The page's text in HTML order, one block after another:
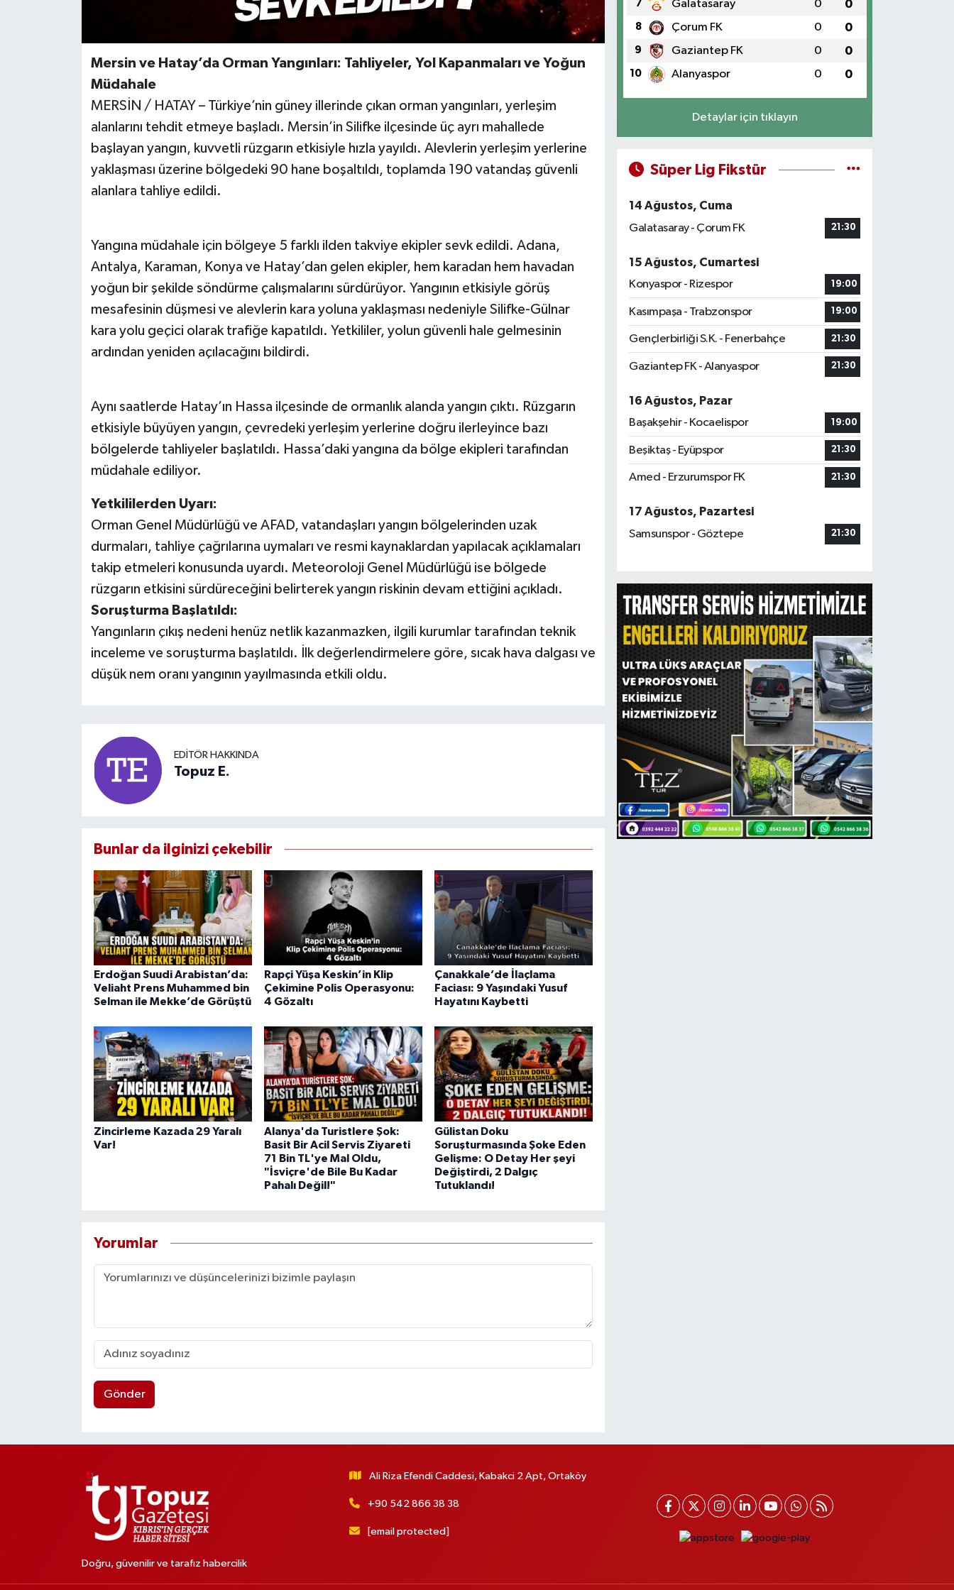
Mersin ve Hatay’da Orman Yangınları: Tahliyeler, Yol Kapanmaları ve Yoğun
Müdahale
MERSİN / HATAY – Türkiye’nin güney illerinde çıkan orman yangınları, yerleşim
alanlarını tehdit etmeye başladı. Mersin’in Silifke ilçesinde üç ayrı mahallede
başlayan yangın, kuvvetli rüzgarın etkisiyle hızla yayıldı. Alevlerin yerleşim yerlerine
yaklaşması üzerine bölgedeki 90 hane boşaltıldı, toplamda 190 vatandaş güvenli
alanlara tahliye edildi.
Yangına müdahale için bölgeye 5 farklı ilden takviye ekipler sevk edildi. Adana,
Antalya, Karaman, Konya ve Hatay’dan gelen ekipler, hem karadan hem havadan
yoğun bir şekilde söndürme çalışmalarını sürdürüyor. Yangının etkisiyle görüş
mesafesinin düşmesi ve alevlerin kara yoluna yaklaşması nedeniyle Silifke-Gülnar
kara yolu geçici olarak trafiğe kapatıldı. Yetkililer, yolun güvenli hale gelmesinin
ardından yeniden açılacağını bildirdi.
Aynı saatlerde Hatay’ın Hassa ilçesinde de ormanlık alanda yangın çıktı. Rüzgarın
etkisiyle büyüyen yangın, çevredeki yerleşim yerlerine doğru ilerleyince bazı
bölgelerde tahliyeler başlatıldı. Hassa’daki yangına da bölge ekipleri tarafından
müdahale ediliyor.
Yetkililerden Uyarı:
Orman Genel Müdürlüğü ve AFAD, vatandaşları yangın bölgelerinden uzak
durmaları, tahliye çağrılarına uymaları ve resmi kaynaklardan yapılacak açıklamaları
takip etmeleri konusunda uyardı. Meteoroloji Genel Müdürlüğü ise bölgede
rüzgarın etkisini sürdüreceğini belirterek yangın riskinin devam ettiğini açıkladı.
Soruşturma Başlatıldı:
Yangınların çıkış nedeni henüz netlik kazanmazken, ilgili kurumlar tarafından teknik
inceleme ve soruşturma başlatıldı. İlk değerlendirmelere göre, sıcak hava dalgası ve
düşük nem oranı yangının yayılmasında etkili oldu.
EDITÖR HAKKINDA
Topuz E.
Bunlar da ilginizi çekebilir
Erdoğan Suudi Arabistan’da:
Veliaht Prens Muhammed bin
Selman ile Mekke’de Görüştü
Rapçi Yüşa Keskin’in Klip
Çekimine Polis Operasyonu:
4 Gözaltı
Çanakkale’de İlaçlama
Faciası: 9 Yaşındaki Yusuf
Hayatını Kaybetti
Zincirleme Kazada 29 Yaralı
Var!
Alanya'da Turistlere Şok:
Basit Bir Acil Servis Ziyareti
71 Bin TL'ye Mal Oldu,
"İsviçre'de Bile Bu Kadar
Pahalı Değil!"
Gülistan Doku
Soruşturmasında Şoke Eden
Gelişme: O Detay Her şeyi
Değiştirdi, 2 Dalgıç
Tutuklandı!
Yorumlar
Gönder
7 Galatasaray 0 0
8 Çorum FK 0 0
9 Gaziantep FK 0 0
10 Alanyaspor 0 0
Detaylar için tıklayın
Süper Lig Fikstür
14 Ağustos, Cuma
Galatasaray - Çorum FK
21:30
15 Ağustos, Cumartesi
Konyaspor - Rizespor
19:00
Kasımpaşa - Trabzonspor 19:00
Gençlerbirliği S.K. - Fenerbahçe 21:30
Gaziantep FK - Alanyaspor 21:30
16 Ağustos, Pazar
Başakşehir - Kocaelispor
19:00
Beşiktaş - Eyüpspor 21:30
Amed - Erzurumspor FK 21:30
17 Ağustos, Pazartesi
Samsunspor - Göztepe
21:30
Doğru, güvenilir ve tarafız habercilik
Ali Riza Efendi Caddesi, Kabakci 2 Apt, Ortaköy
+90 542 866 38 38
[email protected]